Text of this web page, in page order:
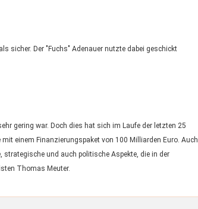
sicher. Der "Fuchs" Adenauer nutzte dabei geschickt
gering war. Doch dies hat sich im Laufe der letzten 25
einem Finanzierungspaket von 100 Milliarden Euro. Auch
und auch politische Aspekte, die in der
Thomas Meuter.